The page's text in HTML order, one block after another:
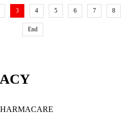
3 4 5 6 7 8
End